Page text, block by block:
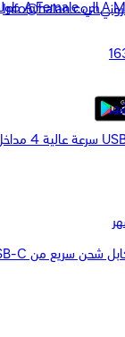
Info@halan.com